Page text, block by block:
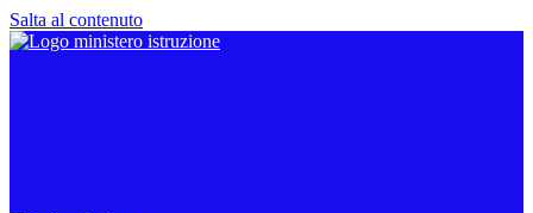
Salta al contenuto